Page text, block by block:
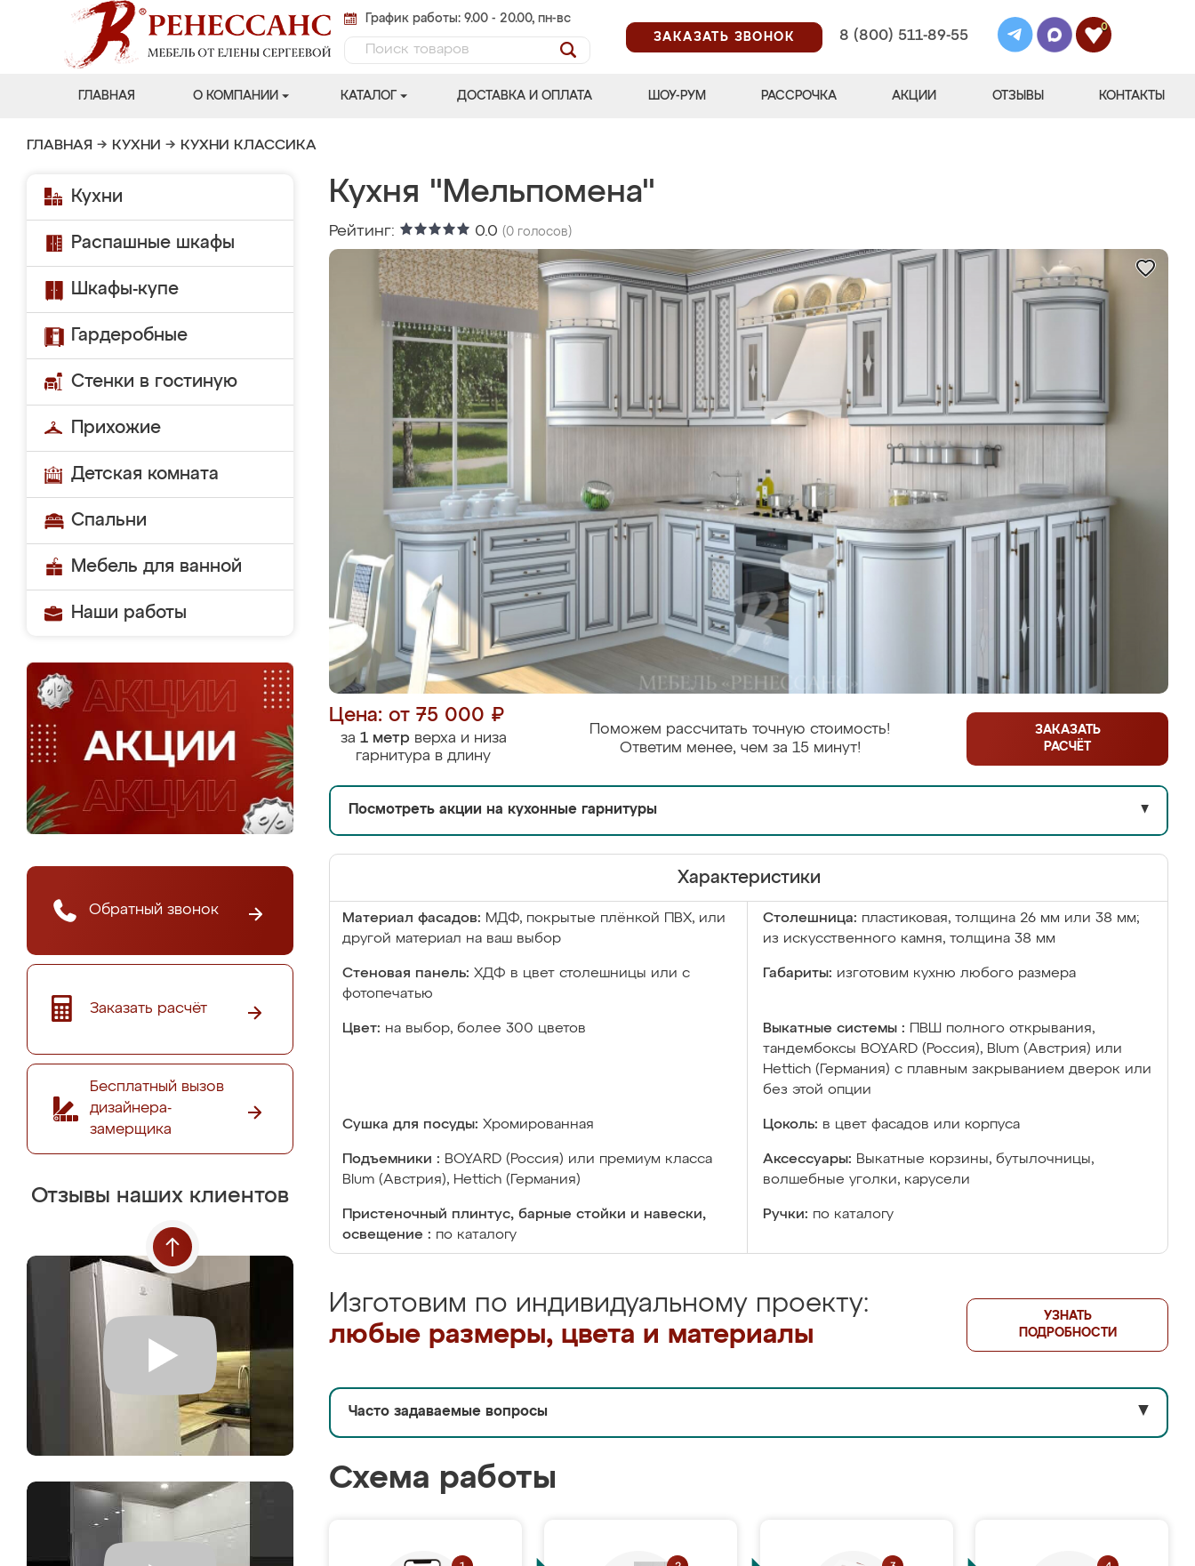
График работы: 9.00 - 20.00, пн-вс
ЗАКАЗАТЬ ЗВОНОК
8 (800) 511-89-55
0
ГЛАВНАЯ О КОМПАНИИ КАТАЛОГ ДОСТАВКА И ОПЛАТА ШОУ-РУМ РАССРОЧКА АКЦИИ ОТЗЫВЫ КОНТАКТЫ
ГЛАВНАЯ → КУХНИ → КУХНИ КЛАССИКА
Кухни
Распашные шкафы
Шкафы-купе
Гардеробные
Стенки в гостиную
Прихожие
Детская комната
Спальни
Мебель для ванной
Наши работы
Обратный звонок
Заказать расчёт
Бесплатный вызов
дизайнера-
замерщика
Отзывы наших клиентов
Кухня "Мельпомена"
Рейтинг: 0.0 (0 голосов)
Цена: от 75 000 ₽
за 1 метрверха и низа
гарнитура в длину
Поможем рассчитать точную стоимость!
Ответим менее, чем за 15 минут!
ЗАКАЗАТЬ
РАСЧЁТ
Посмотреть акции на кухонные гарнитуры ▼
Характеристики
Материал фасадов: МДФ, покрытые плёнкой ПВХ, или
другой материал на ваш выбор
Столешница: пластиковая, толщина 26 мм или 38 мм;
из искусственного камня, толщина 38 мм
Стеновая панель: ХДФ в цвет столешницы или с
фотопечатью
Габариты: изготовим кухню любого размера
Цвет: на выбор, более 300 цветов Выкатные системы :
ПВШ полного открывания,
тандембоксы BOYARD (Россия), Blum (Австрия) или
Hettich (Германия) с плавным закрыванием дверок или
без этой опции
Сушка для посуды: Хромированная Цоколь: в цвет фасадов или корпуса
Подъемники : BOYARD (Россия) или премиум класса
Blum (Австрия), Hettich (Германия)
Аксессуары: Выкатные корзины, бутылочницы,
волшебные уголки, карусели
Пристеночный плинтус, барные стойки и навески,
освещение : по каталогу
Ручки: по каталогу
Изготовим по индивидуальному проекту:
любые размеры, цвета и материалы
УЗНАТЬ
ПОДРОБНОСТИ
Часто задаваемые вопросы ▼
Схема работы